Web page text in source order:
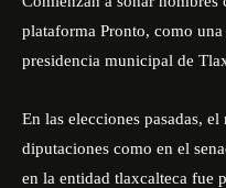
plataforma Pronto, como
presidencia municipal de
En las elecciones pasadas,
diputaciones como en el
en la entidad tlaxcalteca fue